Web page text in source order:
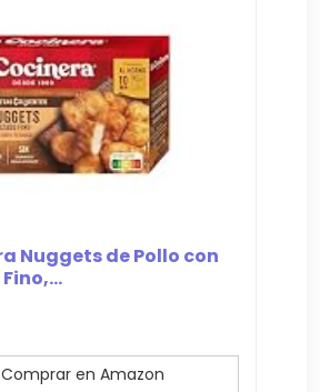
Nuggets de Pollo con
Comprar en Amazon